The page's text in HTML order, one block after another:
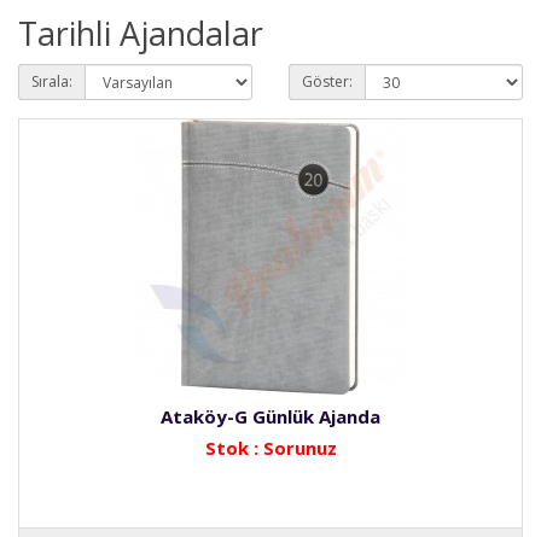
Tarihli Ajandalar
Sırala: Göster:
Ataköy-G Günlük Ajanda
Stok : Sorunuz